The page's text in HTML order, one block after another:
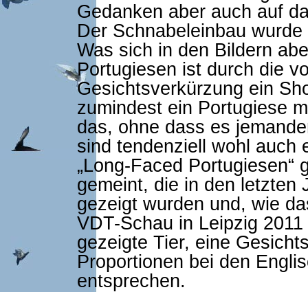
Gedanken aber auch auf
Der Schnabeleinbau
Was sich in den Bildern
Portugiesen ist durch die
Gesichtsverkürzung ein
zumindest ein Portugiese
das, ohne dass es
sind tendenziell wohl auch
„Long-Faced
gemeint, die in den letzten
gezeigt wurden und, wie
VDT-Schau in Leipzig
gezeigte Tier, eine
Proportionen bei den
entsprechen.